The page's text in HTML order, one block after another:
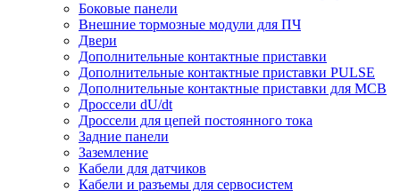
Боковые панели
Внешние тормозные модули для ПЧ
Двери
Дополнительные контактные приставки
Дополнительные контактные приставки PULSE
Дополнительные контактные приставки для MCB
Дроссели dU/dt
Дроссели для цепей постоянного тока
Задние панели
Заземление
Кабели для датчиков
Кабели и разъемы для сервосистем